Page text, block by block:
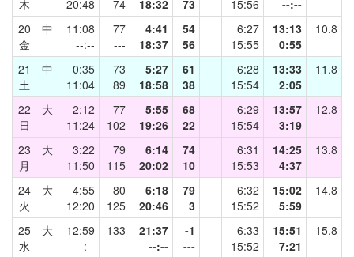
木 20:48 74 18:32 73 15:56
--:--
20
金
中
11:08
--:--
77
---
4:41
18:37
54
56
6:27
15:55
13:13
0:55
10.8
21
土
中
0:35
11:04
73
89
5:27
18:58
61
38
6:28
15:54
13:33
2:05
11.8
22
日
大
2:12
11:24
77
102
5:55
19:26
68
22
6:29
15:54
13:57
3:19
12.8
23
月
大
3:22
11:50
79
115
6:14
20:02
74
10
6:31
15:53
14:25
4:37
13.8
24
火
大
4:55
12:20
80
125
6:18
20:46
79
3
6:32
15:52
15:02
5:59
14.8
25
水
大
12:59
--:--
133
---
21:37
--:--
-1
---
6:33
15:52
15:51
7:21
15.8